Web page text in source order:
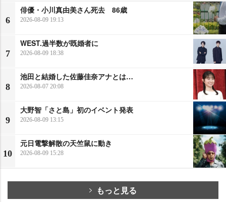
6
俳優・小川真由美さん死去 86歳
2026-08-09 19:13
7
WEST.過半数が既婚者に
2026-08-09 18:38
8
池田と結婚した佐藤佳奈アナとは…
2026-08-07 20:08
9
大野智「さと島」初のイベント発表
2026-08-09 13:15
10
元日電撃解散の天竺鼠に動き
2026-08-09 15:28
もっと見る